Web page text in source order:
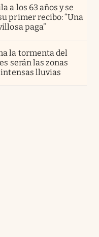
a los 63 años y se
primer recibo: “Una
paga”
la tormenta del
serán las zonas
lluvias